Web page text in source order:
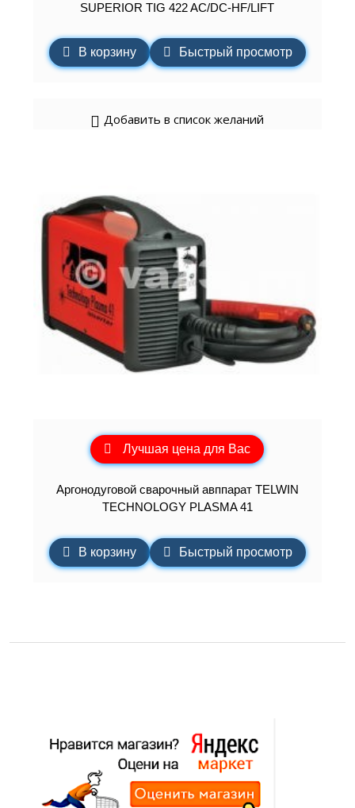
SUPERIOR TIG 422 AC/DC-HF/LIFT
В корзину Быстрый просмотр
Добавить в список желаний
Лучшая цена для Вас
Аргонодуговой сварочный авппарат TELWIN
TECHNOLOGY PLASMA 41
В корзину Быстрый просмотр